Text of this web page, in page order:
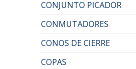
CONJUNTO PICADOR
CONMUTADORES
CONOS DE CIERRE
COPAS